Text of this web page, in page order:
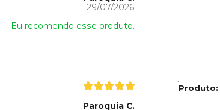
29/07/2026
Eu recomendo esse produto.
Paroquia C.
Produto: